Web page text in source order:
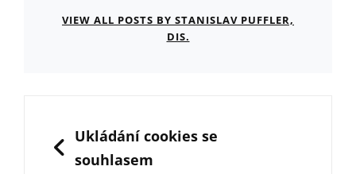
VIEW ALL POSTS BY STANISLAV PUFFLER,
DIS.
příspěvek
PREVIOUS
Ukládání cookies se
souhlasem